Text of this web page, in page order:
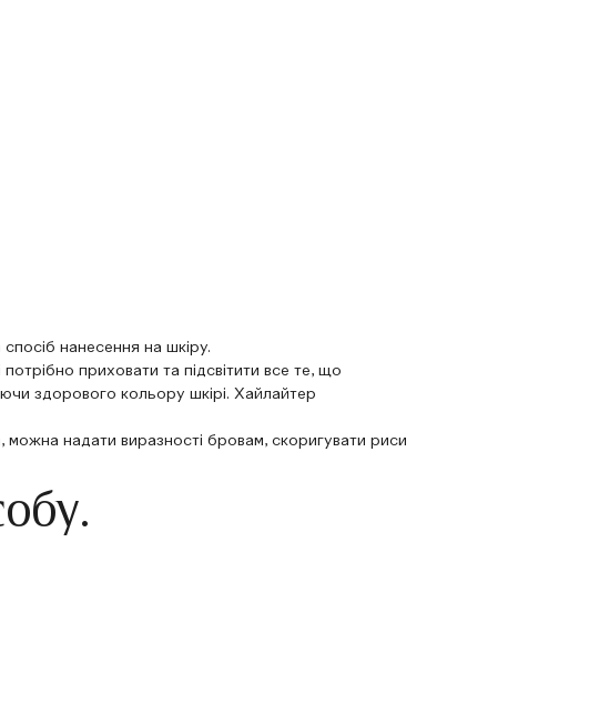
нанесення на шкіру.
приховати та підсвітити все те, що
здорового кольору шкірі. Хайлайтер
надати виразності бровам, скоригувати риси